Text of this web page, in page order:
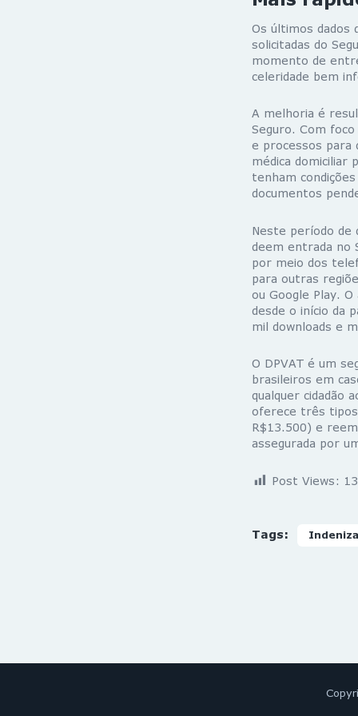
Os últimos dados
solicitadas do
momento de
celeridade bem
A melhoria é
Seguro. Com
e processos para
médica domiciliar
tenham
documentos
Neste período de
deem entrada no
por meio dos
para outras
ou Google Play.
desde o início da
mil downloads e
O DPVAT é um
brasileiros em
qualquer cidadão
oferece três
R$13.500) e
assegurada por
Post Views:
Tags: